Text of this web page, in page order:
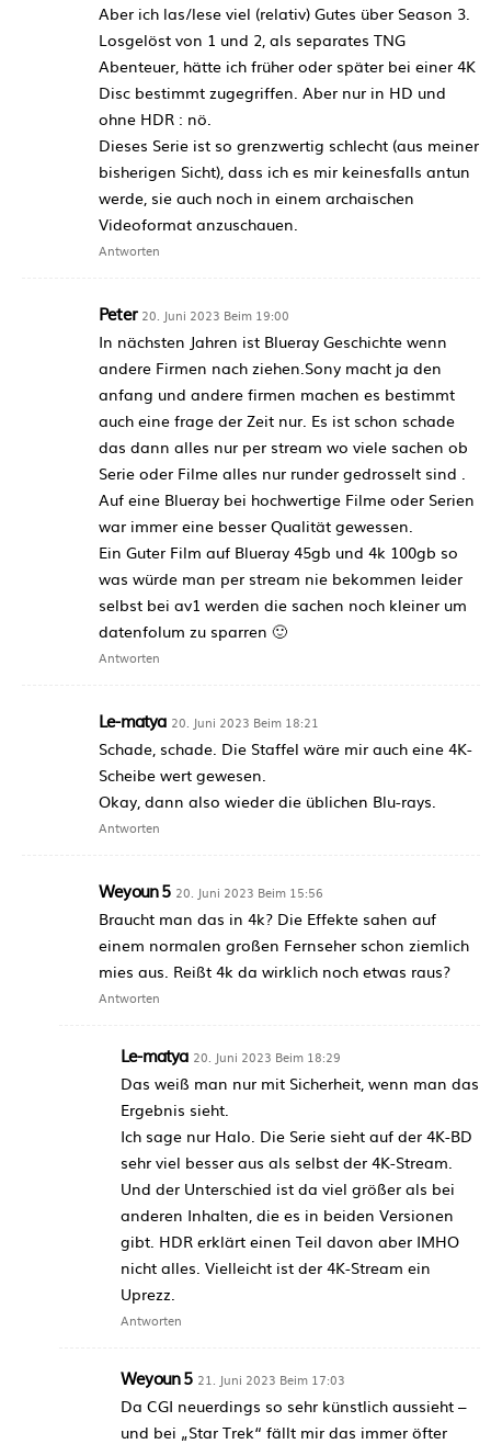
Aber ich las/lese viel (relativ) Gutes über Season 3.
Losgelöst von 1 und 2, als separates TNG
Abenteuer, hätte ich früher oder später bei einer 4K
Disc bestimmt zugegriffen. Aber nur in HD und
ohne HDR : nö.
Dieses Serie ist so grenzwertig schlecht (aus meiner
bisherigen Sicht), dass ich es mir keinesfalls antun
werde, sie auch noch in einem archaischen
Videoformat anzuschauen.
Antworten
Peter 20. Juni 2023 Beim 19:00
In nächsten Jahren ist Blueray Geschichte wenn
andere Firmen nach ziehen.Sony macht ja den
anfang und andere firmen machen es bestimmt
auch eine frage der Zeit nur. Es ist schon schade
das dann alles nur per stream wo viele sachen ob
Serie oder Filme alles nur runder gedrosselt sind .
Auf eine Blueray bei hochwertige Filme oder Serien
war immer eine besser Qualität gewessen.
Ein Guter Film auf Blueray 45gb und 4k 100gb so
was würde man per stream nie bekommen leider
selbst bei av1 werden die sachen noch kleiner um
datenfolum zu sparren 🙂
Antworten
Le-matya 20. Juni 2023 Beim 18:21
Schade, schade. Die Staffel wäre mir auch eine 4K-
Scheibe wert gewesen.
Okay, dann also wieder die üblichen Blu-rays.
Antworten
Weyoun 5 20. Juni 2023 Beim 15:56
Braucht man das in 4k? Die Effekte sahen auf
einem normalen großen Fernseher schon ziemlich
mies aus. Reißt 4k da wirklich noch etwas raus?
Antworten
Le-matya 20. Juni 2023 Beim 18:29
Das weiß man nur mit Sicherheit, wenn man das
Ergebnis sieht.
Ich sage nur Halo. Die Serie sieht auf der 4K-BD
sehr viel besser aus als selbst der 4K-Stream.
Und der Unterschied ist da viel größer als bei
anderen Inhalten, die es in beiden Versionen
gibt. HDR erklärt einen Teil davon aber IMHO
nicht alles. Vielleicht ist der 4K-Stream ein
Uprezz.
Antworten
Weyoun 5 21. Juni 2023 Beim 17:03
Da CGI neuerdings so sehr künstlich aussieht –
und bei „Star Trek“ fällt mir das immer öfter